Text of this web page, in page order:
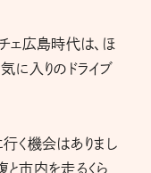
広島時代は、ほ
に入りのドライブ
く機会はありまし
と市内を走るくら